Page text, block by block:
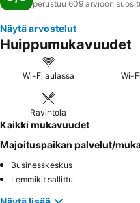
perustuu 609 arvioon
Näytä arvostelut
Huippumukavuudet
Wi-Fi aulassa Wi-
Ravintola
Kaikki mukavuudet
Majoituspaikan palvelut/
Businesskeskus
Lemmikit sallittu